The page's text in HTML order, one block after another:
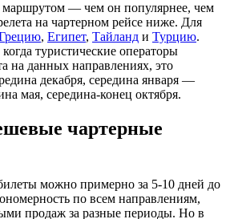
маршрутом — чем он популярнее, чем
на чартерном рейсе ниже. Для
, Египет, Тайланд и Турцию.
туристические операторы
на данных направлениях, это
декабря, середина января —
мая, середина-конец октября.
чартерные
можно примерно за 5-10 дней до
по всем направлениям,
продаж за разные периоды. Но в